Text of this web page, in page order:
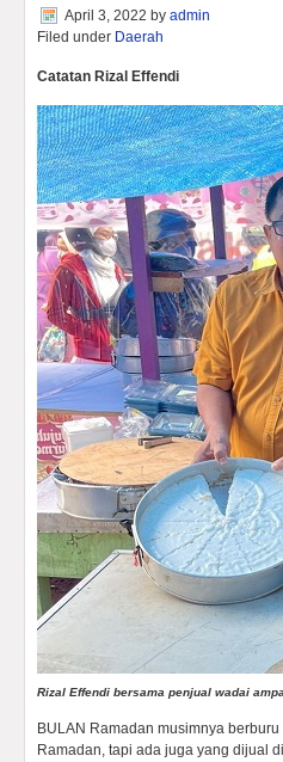
April 3, 2022 by admin
Filed under Daerah
Catatan Rizal Effendi
Rizal Effendi bersama penjual wadai
BULAN Ramadan musimnya
Ramadan, tapi ada juga yang dijual